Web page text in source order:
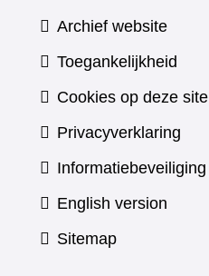
Archief website
Toegankelijkheid
Cookies op deze site
Privacyverklaring
Informatiebeveiliging
English version
Sitemap